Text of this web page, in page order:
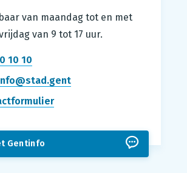
van maandag tot en met
van 9 tot 17 uur.
10 10
Gentinfo